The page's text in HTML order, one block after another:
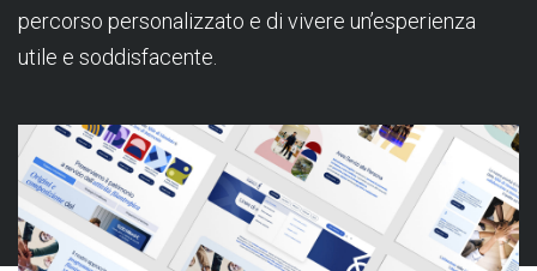
percorso personalizzato e di vivere un’esperienza
utile e soddisfacente.